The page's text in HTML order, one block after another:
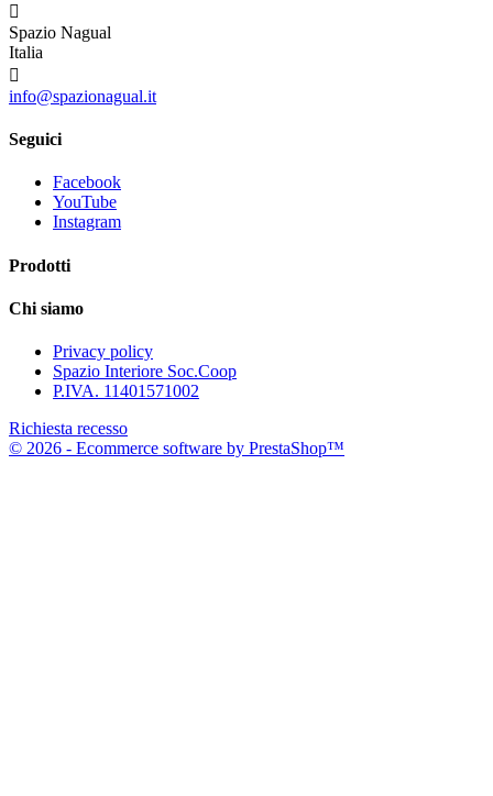

Spazio Nagual
Italia

info@spazionagual.it
Seguici
Facebook
YouTube
Instagram
Prodotti
Chi siamo
Privacy policy
Spazio Interiore Soc.Coop
P.IVA. 11401571002
Richiesta recesso
© 2026 - Ecommerce software by PrestaShop™